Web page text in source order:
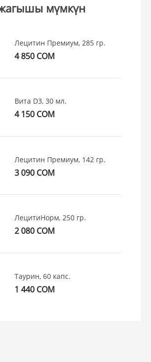
мүмкүн
Лецитин Премиум, 285 гр.
4 850 СОМ
Вита D3, 30 мл.
4 150 СОМ
Лецитин Премиум, 142 гр.
3 090 СОМ
ЛецитиНорм, 250 гр.
2 080 СОМ
Таурин, 60 капс.
1 440 СОМ